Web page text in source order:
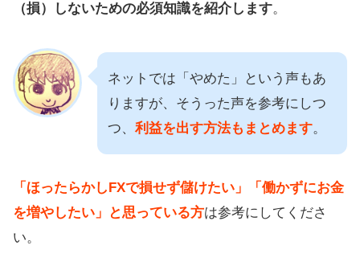
（損）しないための必須知識を紹介します。
ネットでは「やめた」という声もあ
りますが、そうった声を参考にしつ
つ、 利益を出す方法もまとめます。
「ほったらかしFXで損せず儲けたい」「働かずにお金
を増やしたい」と思っている方は参考にしてくださ
い。